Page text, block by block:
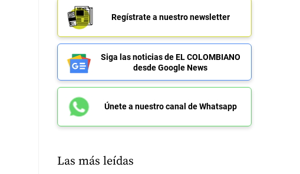
Regístrate a nuestro newsletter
Siga las noticias de EL COLOMBIANO
desde Google News
Únete a nuestro canal de Whatsapp
Las más leídas